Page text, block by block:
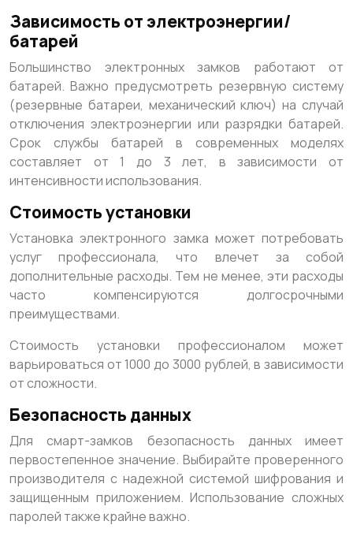
Зависимость от электроэнергии/
батарей
Большинство электронных замков работают от
батарей. Важно предусмотреть резервную систему
(резервные батареи, механический ключ) на случай
отключения электроэнергии или разрядки батарей.
Срок службы батарей в современных моделях
составляет от 1 до 3 лет, в зависимости от
интенсивности использования.
Стоимость установки
Установка электронного замка может потребовать
услуг профессионала, что влечет за собой
дополнительные расходы. Тем не менее, эти расходы
часто компенсируются долгосрочными
преимуществами.
Стоимость установки профессионалом может
варьироваться от 1000 до 3000 рублей, в зависимости
от сложности.
Безопасность данных
Для смарт-замков безопасность данных имеет
первостепенное значение. Выбирайте проверенного
производителя с надежной системой шифрования и
защищенным приложением. Использование сложных
паролей также крайне важно.